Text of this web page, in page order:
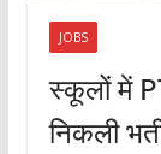
JOBS
स्कूलों में
निकली